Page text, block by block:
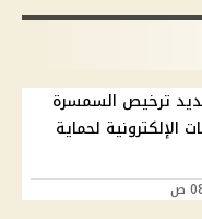
ترخيص السمسرة
الإلكترونية لحماية